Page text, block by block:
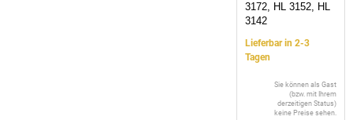
3172, HL 3152, HL
3142
Lieferbar in 2-3
Tagen
Sie können als Gast
(bzw. mit Ihrem
derzeitigen Status)
keine Preise sehen.